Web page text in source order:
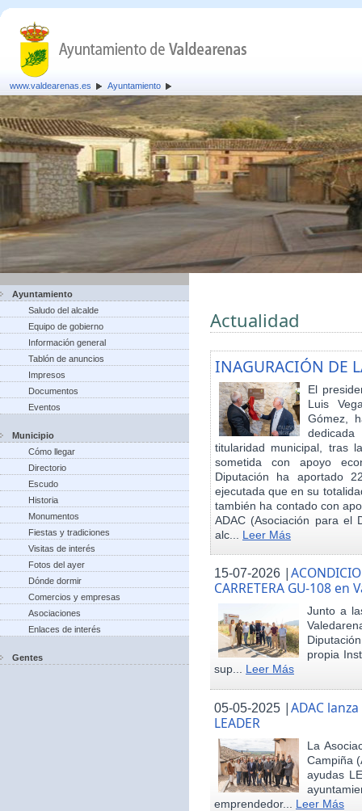
www.valdearenas.es Ayuntamiento
Ayuntamiento
Saludo del alcalde
Equipo de gobierno
Información general
Tablón de anuncios
Impresos
Documentos
Eventos
Municipio
Cómo llegar
Directorio
Escudo
Historia
Monumentos
Fiestas y tradiciones
Visitas de interés
Fotos del ayer
Dónde dormir
Comercios y empresas
Asociaciones
Enlaces de interés
Gentes
Actualidad
INAGURACIÓN DE
El
Luis
Gómez,
titularidad municipal, tras
sometida con apoyo
Diputación ha aportado
ejecutada que en su
también ha contado con
ADAC (Asociación para el
alc... Leer Más
15-07-2026 |
CARRETERA GU-108 en
Junto a
propia
sup... Leer Más
05-05-2025 |ADAC
LEADER
La
Campiña
ayudas
emprendedor... Leer Más